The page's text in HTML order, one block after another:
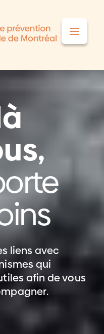
liens avec
qui
afin de vous